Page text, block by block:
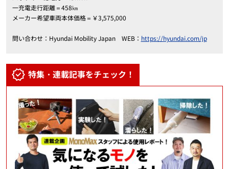
一充電走行距離＝458㎞
メーカー希望車両本体価格＝￥3,575,000
問い合わせ：Hyundai Mobility Japan WEB： https://hyundai.com/jp
特集・連載記事をチェック！